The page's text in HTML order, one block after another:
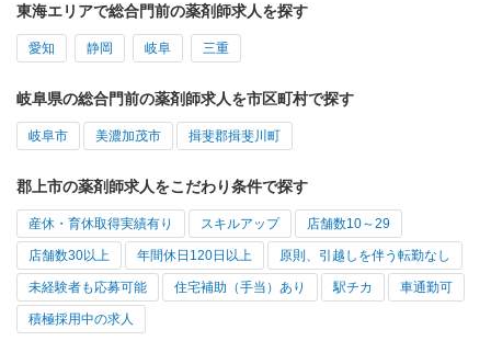
東海エリアで総合門前の薬剤師求人を探す
愛知 静岡 岐阜 三重
岐阜県の総合門前の薬剤師求人を市区町村で探す
岐阜市 美濃加茂市 揖斐郡揖斐川町
郡上市の薬剤師求人をこだわり条件で探す
産休・育休取得実績有り スキルアップ 店舗数10～29
店舗数30以上 年間休日120日以上 原則、引越しを伴う転勤なし
未経験者も応募可能 住宅補助（手当）あり 駅チカ 車通勤可
積極採用中の求人